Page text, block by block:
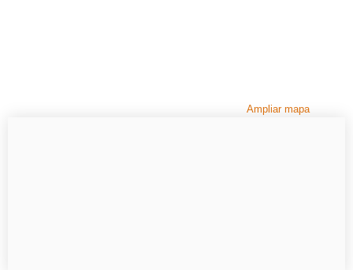
Ampliar mapa